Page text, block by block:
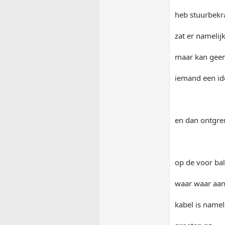
heb
zat er
maar kan
iemand een
en dan
op de voor
waar waar
kabel is